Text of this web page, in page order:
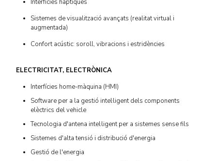
Interfícies hàptiques
Sistemes de visualització avançats (realitat virtual i
augmentada)
Confort acústic: soroll, vibracions i estridències
ELECTRICITAT, ELECTRÒNICA
Interfícies home-màquina (HMI)
Software per a la gestió intel·ligent dels components
elèctrics del vehicle
Tecnologia d'antena intel·ligent per a sistemes sense fils
Sistemes d'alta tensió i distribució d'energia
Gestió de l'energia